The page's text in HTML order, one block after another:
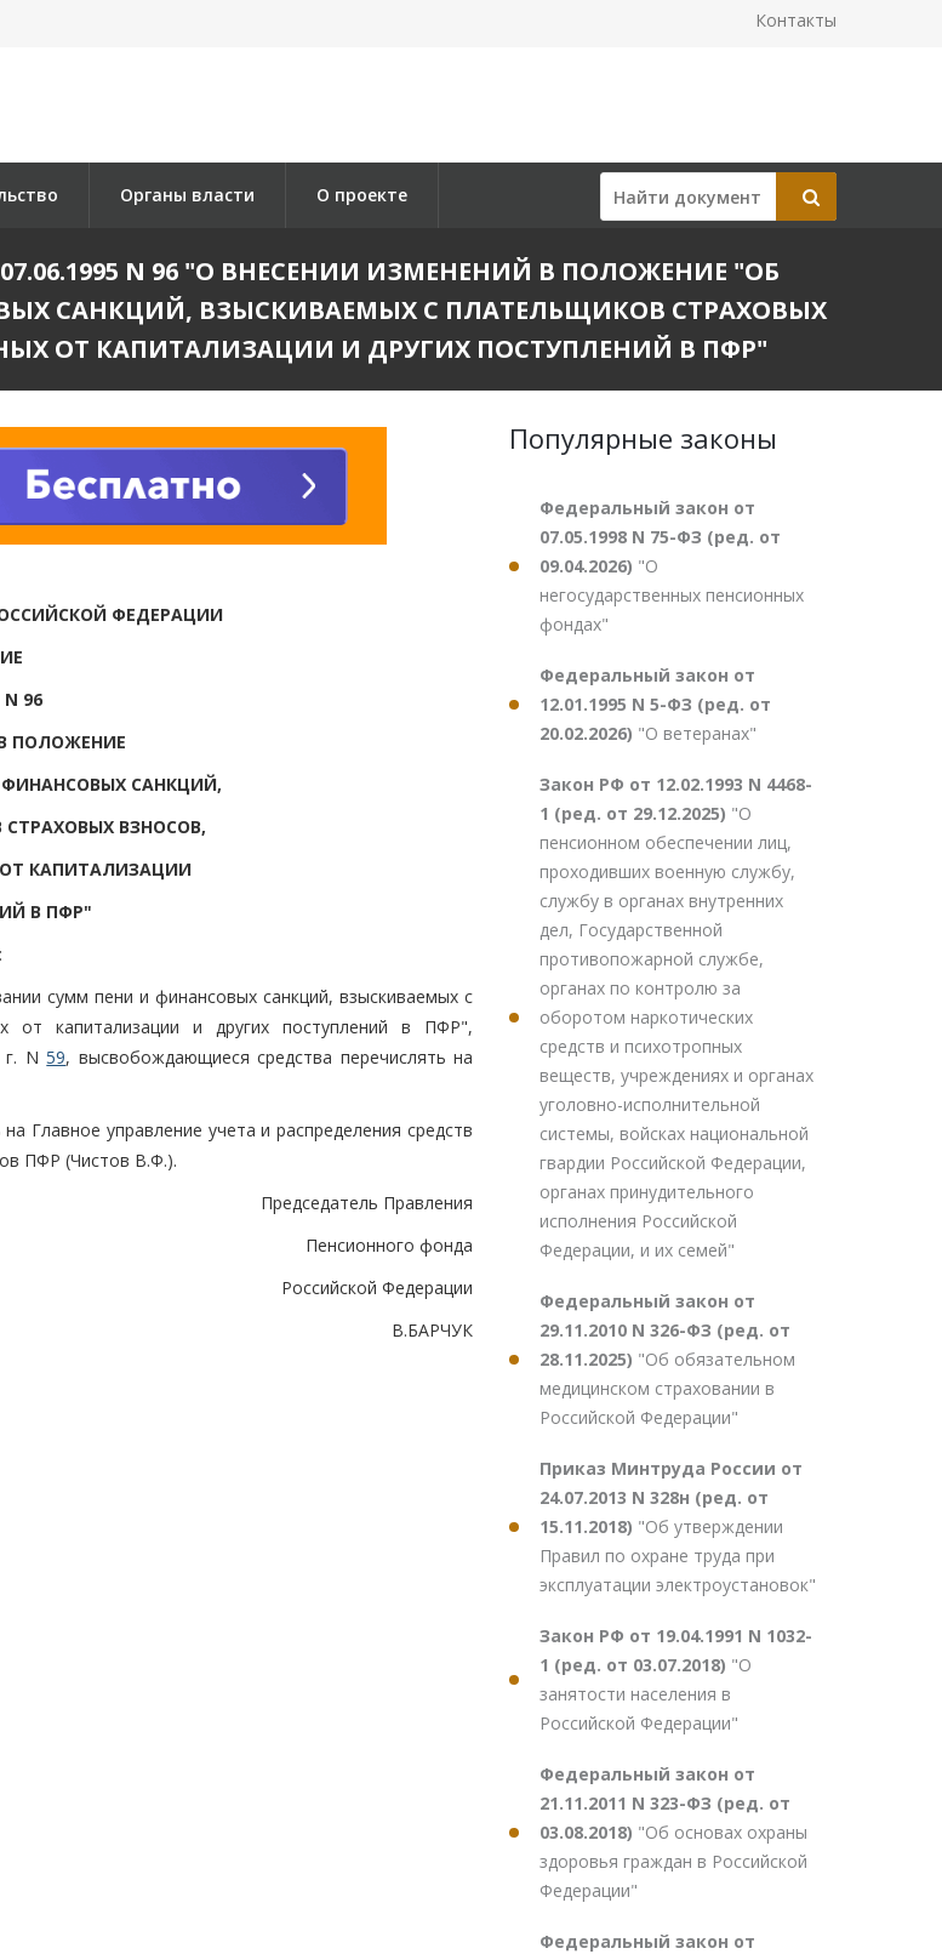
Контакты
Органы власти О проекте
N 96 "О ВНЕСЕНИИ ИЗМЕНЕНИЙ В ПОЛОЖЕНИЕ "ОБ
САНКЦИЙ, ВЗЫСКИВАЕМЫХ С ПЛАТЕЛЬЩИКОВ СТРАХОВЫХ
ОТ КАПИТАЛИЗАЦИИ И ДРУГИХ ПОСТУПЛЕНИЙ В ПФР"
ФЕДЕРАЦИИ
96
ПОЛОЖЕНИЕ
САНКЦИЙ,
ВЗНОСОВ,
КАПИТАЛИЗАЦИИ
В ПФР"
сумм пени и финансовых санкций, взыскиваемых с
от капитализации и других поступлений в ПФР",
г. N59, высвобождающиеся средства перечислять на
Главное управление учета и распределения средств
ПФР (Чистов В.Ф.).
Председатель Правления
Пенсионного фонда
Российской Федерации
В.БАРЧУК
Популярные законы
Федеральный закон от
07.05.1998 N 75-ФЗ (ред. от
09.04.2026) "О
негосударственных пенсионных
фондах"
Федеральный закон от
12.01.1995 N 5-ФЗ (ред. от
20.02.2026) "О ветеранах"
Закон РФ от 12.02.1993 N 4468-
1 (ред. от 29.12.2025) "О
пенсионном обеспечении лиц,
проходивших военную службу,
службу в органах внутренних
дел, Государственной
противопожарной службе,
органах по контролю за
оборотом наркотических
средств и психотропных
веществ, учреждениях и органах
уголовно-исполнительной
системы, войсках национальной
гвардии Российской Федерации,
органах принудительного
исполнения Российской
Федерации, и их семей"
Федеральный закон от
29.11.2010 N 326-ФЗ (ред. от
28.11.2025) "Об обязательном
медицинском страховании в
Российской Федерации"
Приказ Минтруда России от
24.07.2013 N 328н (ред. от
15.11.2018) "Об утверждении
Правил по охране труда при
эксплуатации электроустановок"
Закон РФ от 19.04.1991 N 1032-
1 (ред. от 03.07.2018) "О
занятости населения в
Российской Федерации"
Федеральный закон от
21.11.2011 N 323-ФЗ (ред. от
03.08.2018) "Об основах охраны
здоровья граждан в Российской
Федерации"
Федеральный закон от